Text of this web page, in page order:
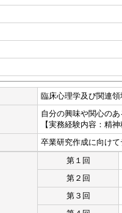
臨床心理学及び関連領
自分の興味や関心の
【実務経験内容：精
卒業研究作成に向け
第１回
第２回
第３回